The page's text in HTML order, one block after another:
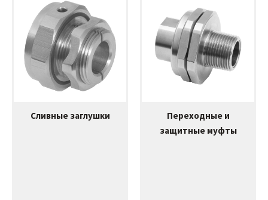
Сливные заглушки
Переходные и
защитные муфты